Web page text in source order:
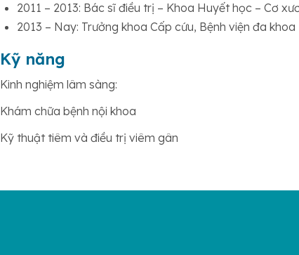
2011 – 2013: Bác sĩ điều trị – Khoa Huyết học – Cơ
2013 – Nay: Trưởng khoa Cấp cứu, Bệnh viện đa
Kỹ năng
Kinh nghiệm lâm sàng:
Khám chữa bệnh nội khoa
Kỹ thuật tiêm và điều trị viêm gân